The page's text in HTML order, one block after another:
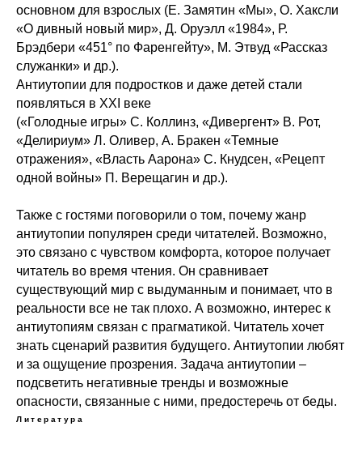
основном для взрослых (Е. Замятин «Мы», О. Хаксли
«О дивный новый мир», Д. Оруэлл «1984», Р.
Брэдбери «451° по Фаренгейту», М. Этвуд «Рассказ
служанки» и др.).
Антиутопии для подростков и даже детей стали
появляться в ХХI веке
(«Голодные игры» С. Коллинз, «Дивергент» В. Рот,
«Делириум» Л. Оливер, А. Бракен «Темные
отражения», «Власть Аарона» С. Кнудсен, «Рецепт
одной войны» П. Верещагин и др.).
Также с гостями поговорили о том, почему жанр
антиутопии популярен среди читателей. Возможно,
это связано с чувством комфорта, которое получает
читатель во время чтения. Он сравнивает
существующий мир с выдуманным и понимает, что в
реальности все не так плохо. А возможно, интерес к
антиутопиям связан с прагматикой. Читатель хочет
знать сценарий развития будущего. Антиутопии любят
и за ощущение прозрения. Задача антиутопии –
подсветить негативные тренды и возможные
опасности, связанные с ними, предостеречь от беды.
Литература